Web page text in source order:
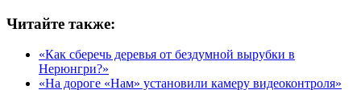
Читайте также:
«Как сберечь деревья от бездумной вырубки в
Нерюнгри?»
«На дороге «Нам» установили камеру видеоконтроля»